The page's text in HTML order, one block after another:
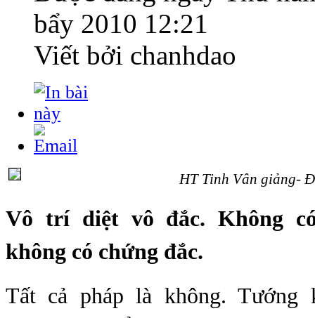
bẩy 2010 12:21
Viết bởi chanhdao
HT Tinh Vân giảng-
Vô trí diệt vô đắc. Không
không có chứng đắc.
Tất cả pháp là không. Tướng